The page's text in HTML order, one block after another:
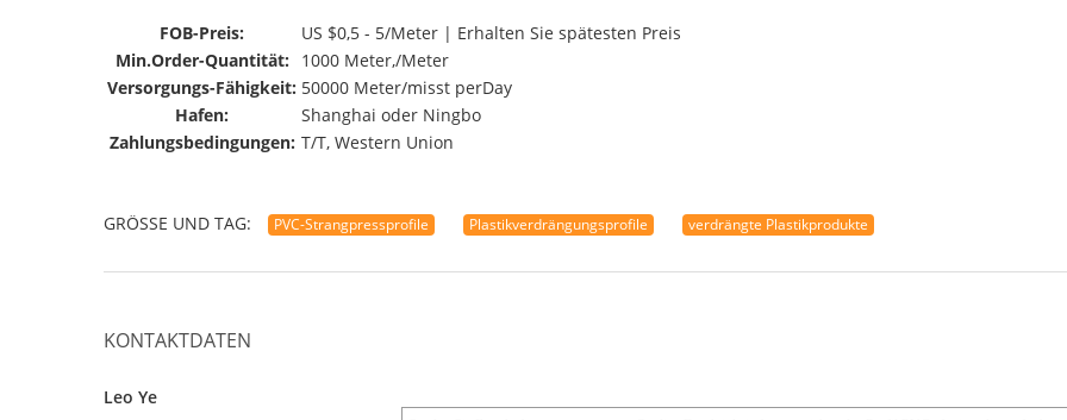
FOB-Preis:
US $0,5 - 5/Meter | Erhalten Sie spätesten Preis
Min.Order-Quantität:
1000 Meter,/Meter
Versorgungs-Fähigkeit: 50000 Meter/misst perDay
Hafen:
Shanghai oder Ningbo
Zahlungsbedingungen: T/T, Western Union
GRÖSSE UND TAG: PVC-Strangpressprofile Plastikverdrängungsprofile verdrängte Plastikprodukte
KONTAKTDATEN
Leo Ye